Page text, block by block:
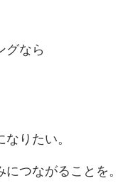
グなら
りたい。
つながることを。